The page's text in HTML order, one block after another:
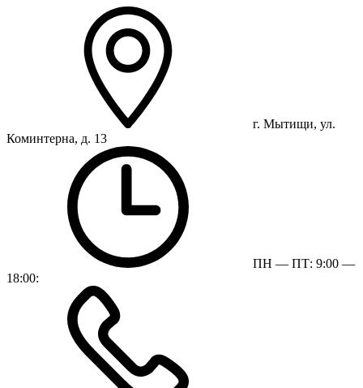
г. Мытищи, ул.
Коминтерна, д. 13
ПН — ПТ: 9:00 —
18:00: